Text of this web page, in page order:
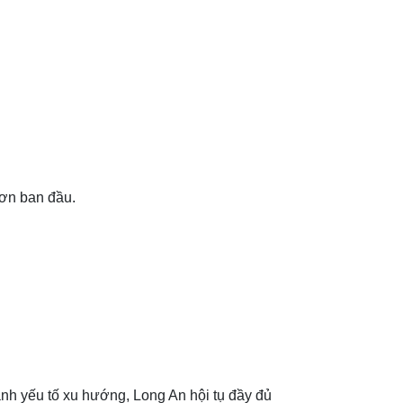
ban đầu.
yếu tố xu hướng, Long An hội tụ đầy đủ